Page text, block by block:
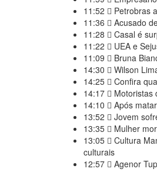
11:52
Petrobras
11:36
Acusado
11:28
Casal é
11:22
UEA e
11:09
Bruna
14:30
Wilson
14:25
Confira
14:17
Motoristas
14:10
Após
13:52
Jovem
13:35
Mulher
13:05
Cultura
culturais
12:57
Agenor